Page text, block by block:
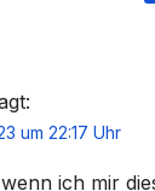
um 22:17 Uhr
ich mir